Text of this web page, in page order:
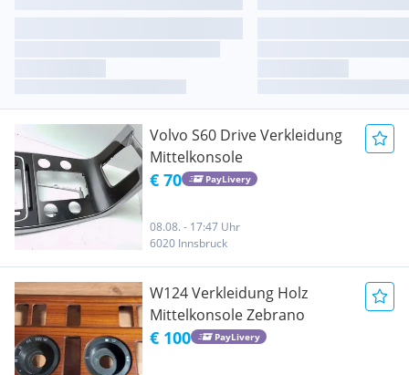
Volvo S60 Drive Verkleidung
Mittelkonsole
€ 70 PayLivery
08.08. - 17:47 Uhr
6020 Innsbruck
W124 Verkleidung Holz
Mittelkonsole Zebrano
€ 100 PayLivery